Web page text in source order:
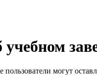
пользователи могут